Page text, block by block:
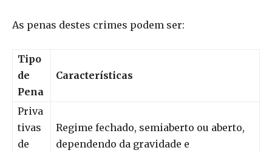
As penas destes crimes podem ser:
Tipo
de
Pena
Características
Priva
tivas
de
Regime fechado, semiaberto ou aberto,
dependendo da gravidade e